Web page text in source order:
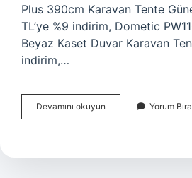
Plus 390cm Karavan Tente
TL’ye %9 indirim, Dometic
Beyaz Kaset Duvar Karavan
indirim,…
Devamını okuyun
Tente
Yorum